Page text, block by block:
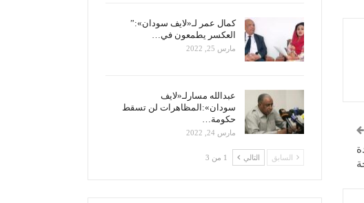
كمال عمر لـ«لايف سودان»:”
العكسر يطمعون في…
مارس 25, 2022
عبدالله مسارلـ«لايف
سودان»:المظاهرات لن تسقط
حكومة…
مارس 24, 2022
السابق التالي 1 من 3